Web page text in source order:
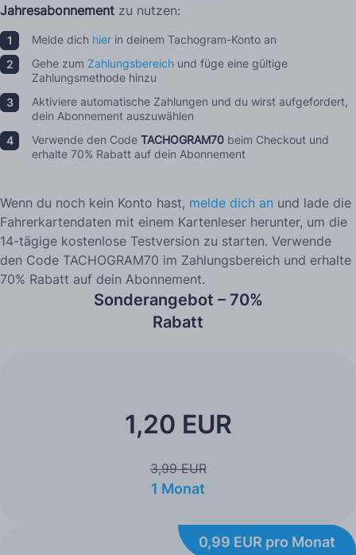
Jahresabonnement zu nutzen:
Melde dich hier in deinem Tachogram-Konto an
Gehe zum Zahlungsbereich und füge eine gültige
Zahlungsmethode hinzu
Aktiviere automatische Zahlungen und du wirst aufgefordert,
dein Abonnement auszuwählen
Verwende den Code TACHOGRAM70 beim Checkout und
erhalte 70% Rabatt auf dein Abonnement
Wenn du noch kein Konto hast, melde dich an und lade die
Fahrerkartendaten mit einem Kartenleser herunter, um die
14-tägige kostenlose Testversion zu starten. Verwende
den Code TACHOGRAM70 im Zahlungsbereich und erhalte
70% Rabatt auf dein Abonnement.
Sonderangebot – 70%
Rabatt
1,20 EUR
3,99 EUR
1 Monat
0,99 EUR pro Monat